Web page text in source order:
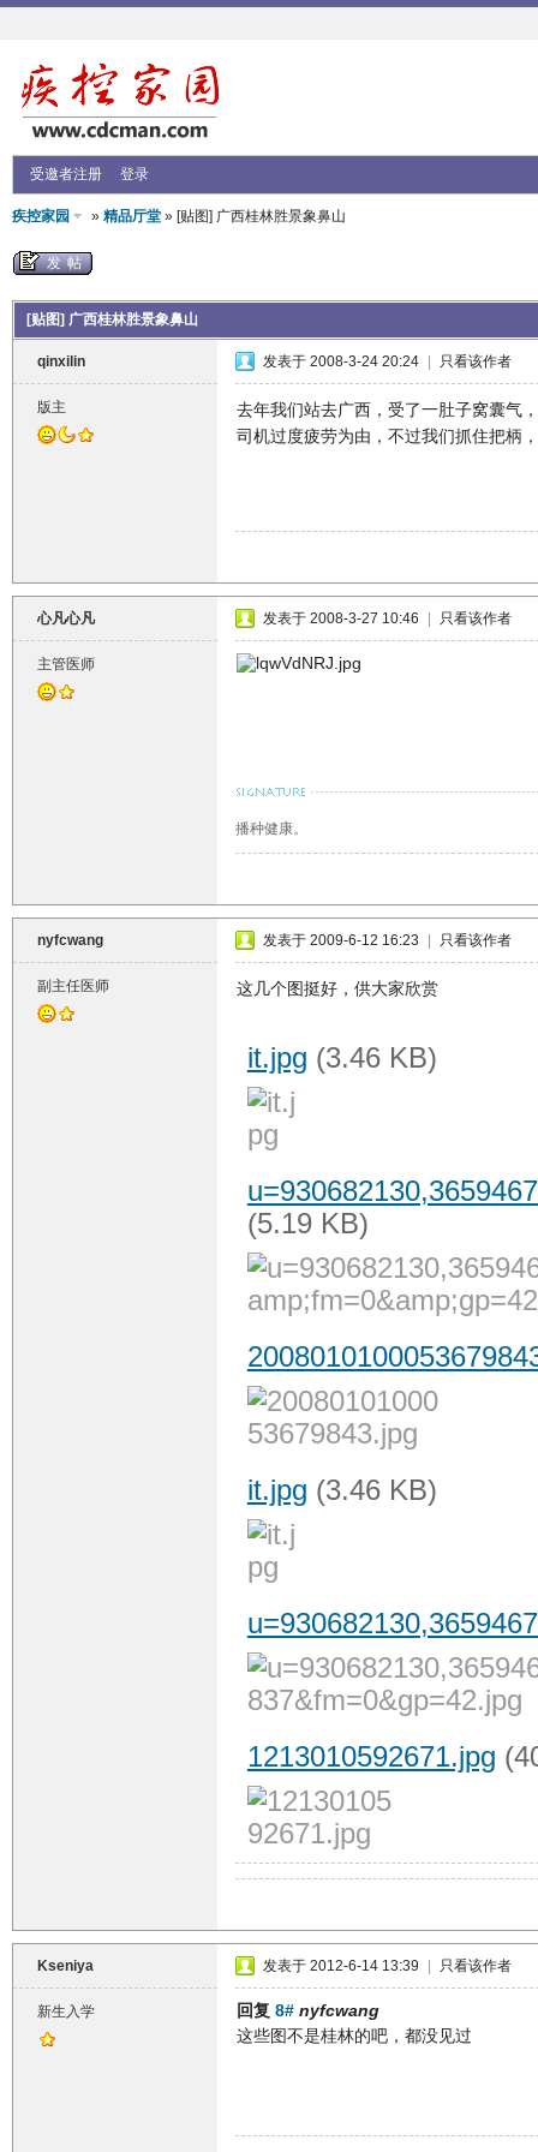
受邀者注册 登录
疾控家园 » 精品厅堂» [贴图] 广西桂林胜景象鼻山
发帖
[贴图] 广西桂林胜景象鼻山
qinxilin
版主
发表于 2008-3-24 20:24 只看该作者
去年我们站去广西，受了一肚子窝囊气
司机过度疲劳为由，不过我们抓住把柄
心凡心凡
主管医师
发表于 2008-3-27 10:46 只看该作者
播种健康。
nyfcwang
副主任医师
发表于 2009-6-12 16:23 只看该作者
这几个图挺好，供大家欣赏
it.jpg (3.46 KB)
(5.19 KB)
it.jpg (3.46 KB)
1213010592671.jpg
Kseniya
新生入学
发表于 2012-6-14 13:39 只看该作者
回复 8# nyfcwang
这些图不是桂林的吧，都没见过